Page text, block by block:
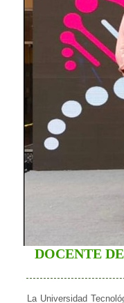
DOCENTE
La Universidad